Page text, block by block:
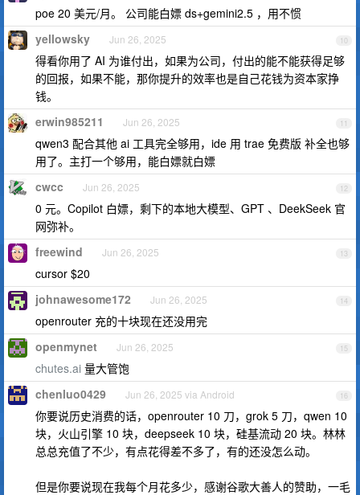
poe 20 美元/月。 公司能白嫖 ds+gemini2.5 ，用不惯
10
yellowsky Jun 26, 2025
得看你用了 AI 为谁付出，如果为公司，付出的能不能获得足够
的回报，如果不能，那你提升的效率也是自己花钱为资本家挣
钱。
11
erwin985211 Jun 26, 2025
qwen3 配合其他 ai 工具完全够用，ide 用 trae 免费版 补全也够
用了。主打一个够用，能白嫖就白嫖
12
cwcc Jun 26, 2025
0 元。Copilot 白嫖，剩下的本地大模型、GPT 、DeekSeek 官
网弥补。
13
freewind Jun 26, 2025
cursor $20
14
johnawesome172 Jun 26, 2025
openrouter 充的十块现在还没用完
15
openmynet Jun 26, 2025
chutes.ai 量大管饱
16
chenluo0429 Jun 26, 2025 via Android
你要说历史消费的话，openrouter 10 刀，grok 5 刀，qwen 10
块，火山引擎 10 块，deepseek 10 块，硅基流动 20 块。林林
总总充值了不少，有点花得差不多了，有的还没怎么动。
但是你要说现在我每个月花多少，感谢谷歌大善人的赞助，一毛